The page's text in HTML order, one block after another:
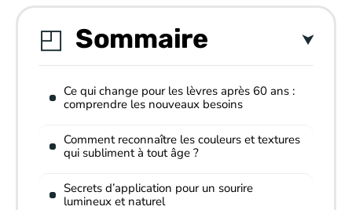
Sommaire
Ce qui change pour les lèvres après 60 ans :
comprendre les nouveaux besoins
Comment reconnaître les couleurs et textures
qui subliment à tout âge ?
Secrets d’application pour un sourire
lumineux et naturel